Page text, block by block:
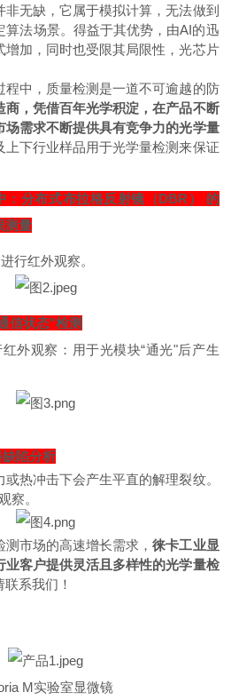
非无缺，它属于模拟计算，无法做到
算法场景。得益于其优势，由AI的迅
增加，同时也受限其局限性，光芯片
程中，质量检测是一道不可逾越的防
商，凭借百年光学积淀，在产品不断
场需求不断提供具有竞争力的光学量
上下行业样品用于光学量检测来保证
：分布式布拉格反射镜（DBR） 的
测量
行红外观察。
信状态"检测
外观察：用于光模块“通光"后产生
陷分析
热冲击下会产生平直的解理裂纹。
察。
测市场的高速增长需求，徕卡工业显
业客户提供灵活且多样性的光学量检
联系我们！
M实验室显微镜